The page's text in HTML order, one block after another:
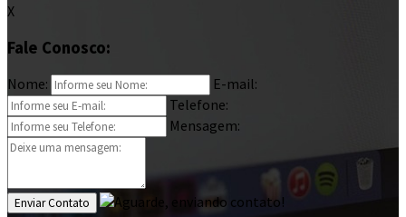
X
Fale Conosco:
Nome:
E-mail:
Telefone:
Mensagem:
Enviar Contato